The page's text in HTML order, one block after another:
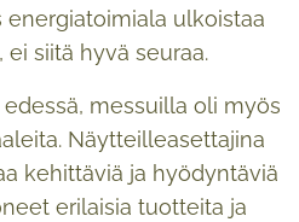
ulkoistaa
siitä hyvä seuraa.
messuilla oli myös
Näytteilleasettajina
kehittäviä ja hyödyntäviä
erilaisia tuotteita ja